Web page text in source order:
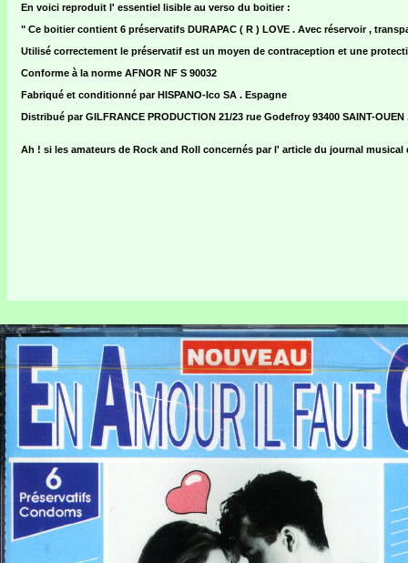
En voici reproduit l' essentiel lisible au verso du boitier :
" Ce boitier contient 6 préservatifs DURAPAC ( R ) LOVE . Avec réservoir ,
Utilisé correctement le préservatif est un moyen de contraception et une
Conforme à la norme AFNOR NF S 90032
Fabriqué et conditionné par HISPANO-Ico SA . Espagne
Distribué par GILFRANCE PRODUCTION 21/23 rue Godefroy 93400 SAINT-OUEN
Ah ! si les amateurs de Rock and Roll concernés par l' article du journal